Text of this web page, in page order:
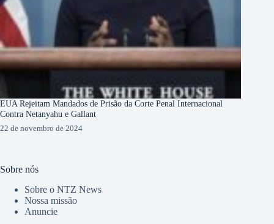
EUA Rejeitam Mandados de Prisão da Corte Penal Internacional
Contra Netanyahu e Gallant
22 de novembro de 2024
Sobre nós
Sobre o NTZ News
Nossa missão
Anuncie